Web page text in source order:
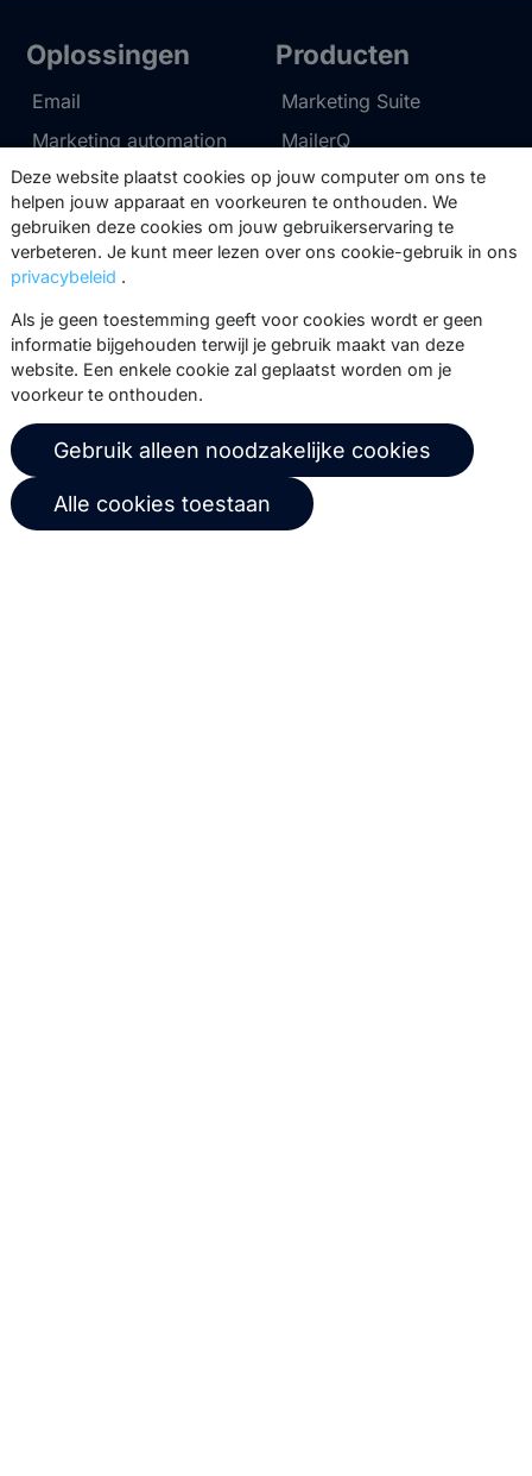
Oplossingen
Email
Marketing automation
Data
Multi-channel
Producten
Marketing Suite
MailerQ
SMTPeter
Tarieven
Marketing Suite tarieven
SMTPeter tarieven
Partnernetwerk
Documentatie
Stuur een ticket
Over ons Copernica BV
Deze website plaatst cookies op jouw computer om ons te
helpen jouw apparaat en voorkeuren te onthouden. We
gebruiken deze cookies om jouw gebruikerservaring te
verbeteren. Je kunt meer lezen over ons cookie-gebruik in ons
privacybeleid .
Als je geen toestemming geeft voor cookies wordt er geen
informatie bijgehouden terwijl je gebruik maakt van deze
website. Een enkele cookie zal geplaatst worden om je
voorkeur te onthouden.
Gebruik alleen noodzakelijke cookies
Alle cookies toestaan